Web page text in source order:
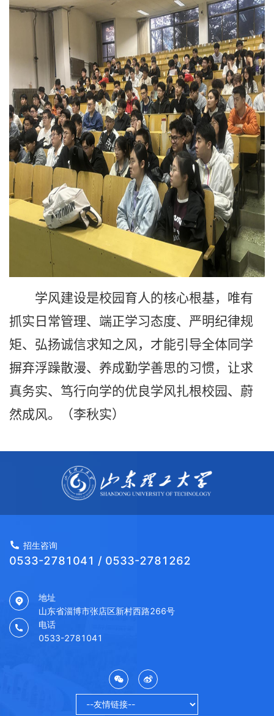
学风建设是校园育人的核心根基，唯有
抓实日常管理、端正学习态度、严明纪律规
矩、弘扬诚信求知之风，才能引导全体同学
摒弃浮躁散漫、养成勤学善思的习惯，让求
真务实、笃行向学的优良学风扎根校园、蔚
然成风。（李秋实）
招生咨询
0533-2781041 / 0533-2781262
地址
山东省淄博市张店区新村西路266号
电话
0533-2781041